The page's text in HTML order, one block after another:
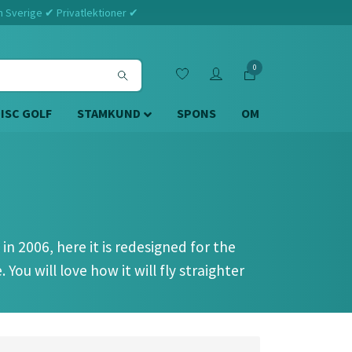
Sverige ✔ Privatlektioner ✔
0
GOLF STAMKUND SPONS OM
2006, here it is redesigned for the
You will love how it will fly straighter